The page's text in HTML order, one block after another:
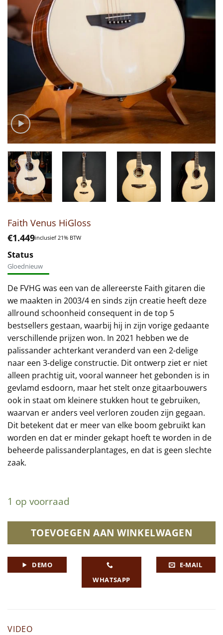
Faith Venus HiGloss
€1.449inclusief 21% BTW
Status
Gloednieuw
De FVHG was een van de allereerste Faith gitaren die
we maakten in 2003/4 en sinds zijn creatie heeft deze
allround schoonheid consequent in de top 5
bestsellers gestaan, waarbij hij in zijn vorige gedaante
verschillende prijzen won. In 2021 hebben we de
palissander achterkant veranderd van een 2-delige
naar een 3-delige constructie. Dit ontwerp ziet er niet
alleen prachtig uit, vooral wanneer het gebonden is in
gevlamd esdoorn, maar het stelt onze gitaarbouwers
ook in staat om kleinere stukken hout te gebruiken,
waarvan er anders veel verloren zouden zijn gegaan.
Dit betekent dat er meer van elke boom gebruikt kan
worden en dat er minder gekapt hoeft te worden in de
beheerde palissanderplantages, en dat is geen slechte
zaak.
1 op voorraad
TOEVOEGEN AAN WINKELWAGEN
DEMO
WHATSAPP
E-MAIL
VIDEO